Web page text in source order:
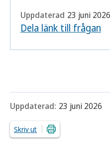
Uppdaterad 23 juni
Dela länk till frågan
Uppdaterad: 23 juni 2026
Skriv ut